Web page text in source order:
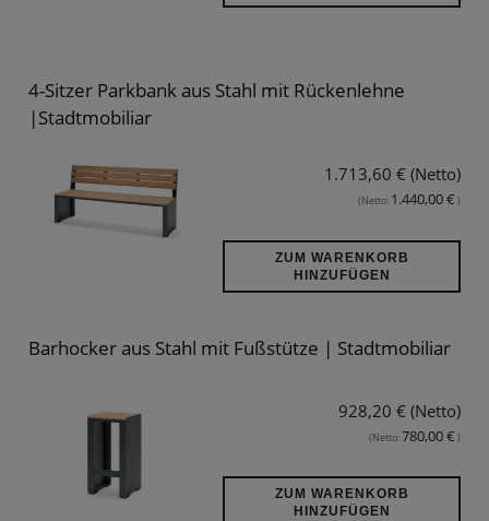
4-Sitzer Parkbank aus Stahl mit Rückenlehne
|Stadtmobiliar
1.713,60 € (Netto)
(Netto: 1.440,00 € )
ZUM WARENKORB
HINZUFÜGEN
Barhocker aus Stahl mit Fußstütze | Stadtmobiliar
928,20 € (Netto)
(Netto:780,00 € )
ZUM WARENKORB
HINZUFÜGEN